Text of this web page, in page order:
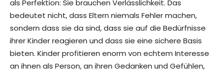
als Perfektion: Sie brauchen Verlässlichkeit. Das
bedeutet nicht, dass Eltern niemals Fehler machen,
sondern dass sie da sind, dass sie auf die Bedürfnisse
ihrer Kinder reagieren und dass sie eine sichere Basis
bieten. Kinder profitieren enorm von echtem Interesse
an ihnen als Person, an ihren Gedanken und Gefühlen,